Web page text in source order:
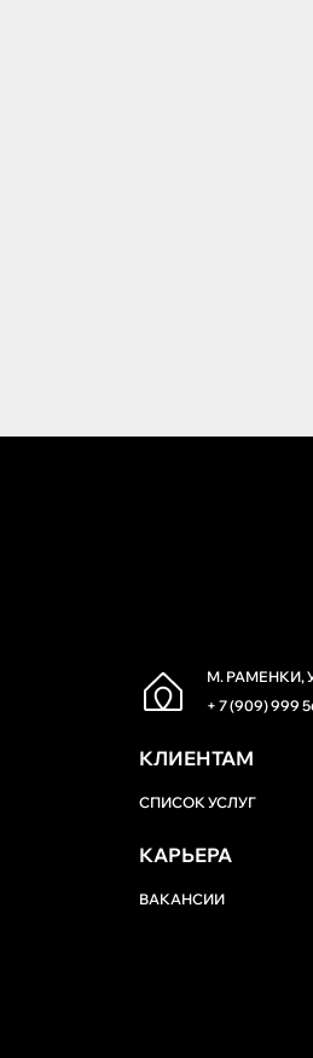
М. РАМЕНКИ,
+ 7 (909) 999
КЛИЕНТАМ
СПИСОК УСЛУГ
КАРЬЕРА
ВАКАНСИИ